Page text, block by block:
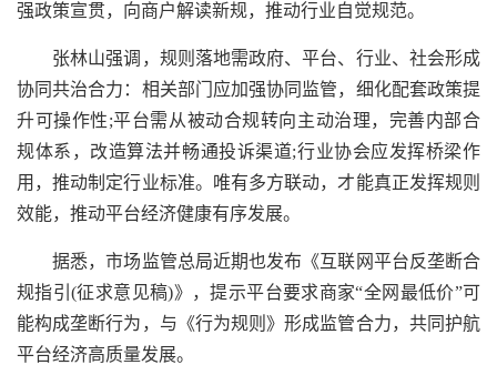
强政策宣贯，向商户解读新规，推动行业自觉规范。
张林山强调，规则落地需政府、平台、行业、社会形成
协同共治合力：相关部门应加强协同监管，细化配套政策提
升可操作性;平台需从被动合规转向主动治理，完善内部合
规体系，改造算法并畅通投诉渠道;行业协会应发挥桥梁作
用，推动制定行业标准。唯有多方联动，才能真正发挥规则
效能，推动平台经济健康有序发展。
据悉，市场监管总局近期也发布《互联网平台反垄断合
规指引(征求意见稿)》，提示平台要求商家“全网最低价”可
能构成垄断行为，与《行为规则》形成监管合力，共同护航
平台经济高质量发展。